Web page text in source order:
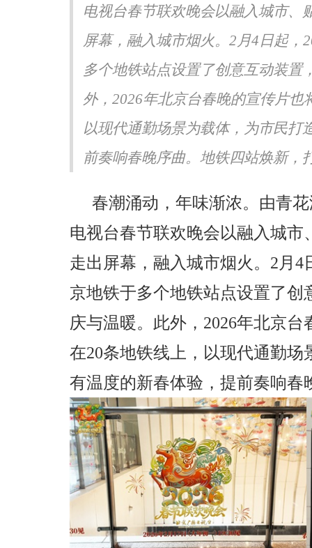
电视台春节联欢晚会以融入城市、
屏幕，融入城市烟火。2月4日起，
多个地铁站点设置了创意互动装置
外，2026年北京台春晚的宣传片
以现代通勤场景为载体，为市民打
前奏响春晚序曲。地铁四站焕新，
春潮涌动，年味渐浓。由青
电视台春节联欢晚会以融入城
走出屏幕，融入城市烟火。2月4
京地铁于多个地铁站点设置了
庆与温暖。此外，2026年北京
在20条地铁线上，以现代通勤
有温度的新春体验，提前奏响春
影节“着迷”电影时尚之夜
曹斐然现身CMG第四届中国电